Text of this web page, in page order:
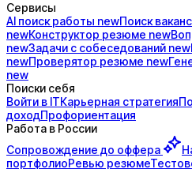
Сервисы
AI поискработы newПоиск
newКонструктор резюме new
newЗадачи с собеседований new
newПроверятор резюме new
new
Поиски себя
Войти в ITКарьерная стратегия
доходПрофориентация
Работа в России
Сопровождение до оффера
портфолиоРевью резюме